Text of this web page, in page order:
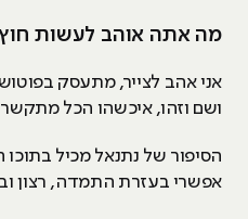
מה אתה אוהב לעשות
אני אהב לצייר, מתעסק
ושם וזהו, איכשהו הכל
הסיפור של נתנאל מכיל
אפשרי בעזרת התמדה, רצון